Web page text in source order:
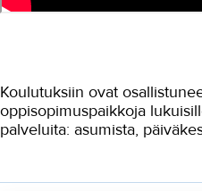
Koulutuksiin ovat
oppisopimuspaikkoja
palveluita: asumista,